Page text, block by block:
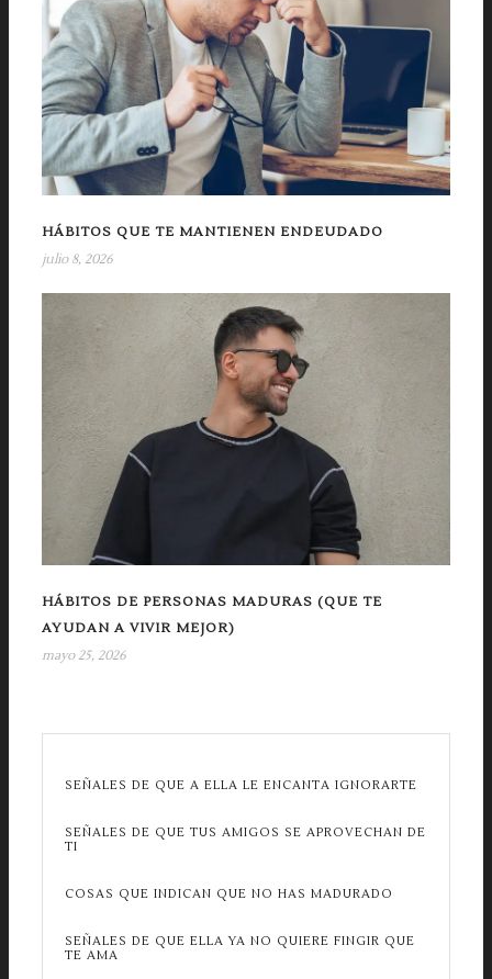
HÁBITOS QUE TE MANTIENEN ENDEUDADO
julio 8, 2026
HÁBITOS DE PERSONAS MADURAS (QUE TE
AYUDAN A VIVIR MEJOR)
mayo 25, 2026
SEÑALES DE QUE A ELLA LE ENCANTA IGNORARTE
SEÑALES DE QUE TUS AMIGOS SE APROVECHAN DE
TI
COSAS QUE INDICAN QUE NO HAS MADURADO
SEÑALES DE QUE ELLA YA NO QUIERE FINGIR QUE
TE AMA